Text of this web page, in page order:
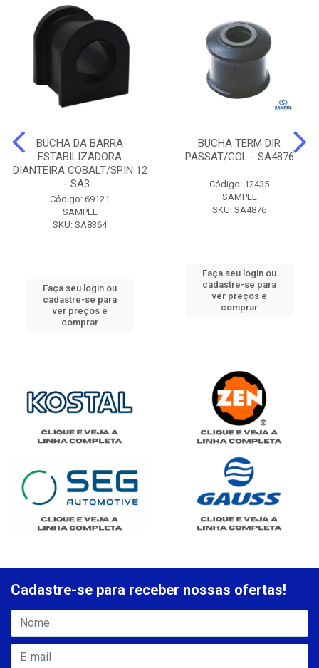
BUCHA DA BARRA
ESTABILIZADORA
DIANTEIRA COBALT/SPIN 12
- SA3...
Código: 69121
SAMPEL
SKU: SA8364
Faça seu login ou
cadastre-se para
ver preços e
comprar
BUCHA TERM DIR
PASSAT/GOL - SA4876
Código: 12435
SAMPEL
SKU: SA4876
Faça seu login ou
cadastre-se para
ver preços e
comprar
Cadastre-se para receber nossas ofertas!